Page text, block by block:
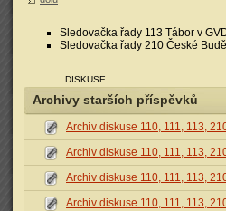
Sledovačka řady 113 Tábor v
Sledovačka řady 210 České
DISKUSE
Archivy starších příspěvků
Archiv diskuse 110, 111, 113,
Archiv diskuse 110, 111, 113,
Archiv diskuse 110, 111, 113,
Archiv diskuse 110, 111, 113,